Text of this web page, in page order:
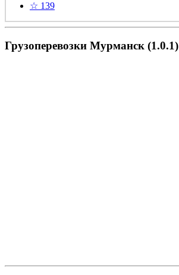
☆ 139
Грузоперевозки Мурманск (1.0.1)